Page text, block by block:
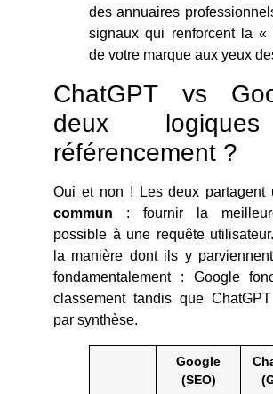
des annuaires
signaux qui renforcent la «
de votre marque aux yeux
ChatGPT vs
deux
référencement ?
Oui et non ! Les deux partagent
commun : fournir la
possible à une requête
la manière dont ils y
fondamentalement : Google
classement tandis que
par synthèse.
Google
(SEO)